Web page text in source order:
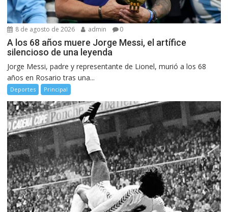
8 de agosto de 2026 admin 0
A los 68 años muere Jorge Messi, el artífice
silencioso de una leyenda
Jorge Messi, padre y representante de Lionel, murió a los 68
años en Rosario tras una...
Deportes Principal